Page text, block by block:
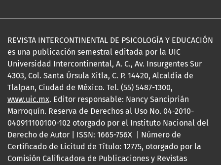
REVISTA INTERCONTINENTAL DE PSICOLOGÍA Y EDUCACIÓN
es una publicación semestral editada por la UIC
Universidad Intercontinental, A. C., Av. Insurgentes Sur
4303, Col. Santa Úrsula Xitla, C. P. 14420, Alcaldía de
Tlalpan, Ciudad de México. Tel. (55) 5487-1300,
www.uic.mx. Editor responsable: Nancy Sanciprián
Marroquín. Reserva de Derechos al Uso No. 04-2010-
040911100100-102 otorgado por el Instituto Nacional del
Derecho de Autor | ISSN: 1665-756X | Número de
Certificado de Licitud de Título: 12775, otorgado por la
Comisión Calificadora de Publicaciones y Revistas